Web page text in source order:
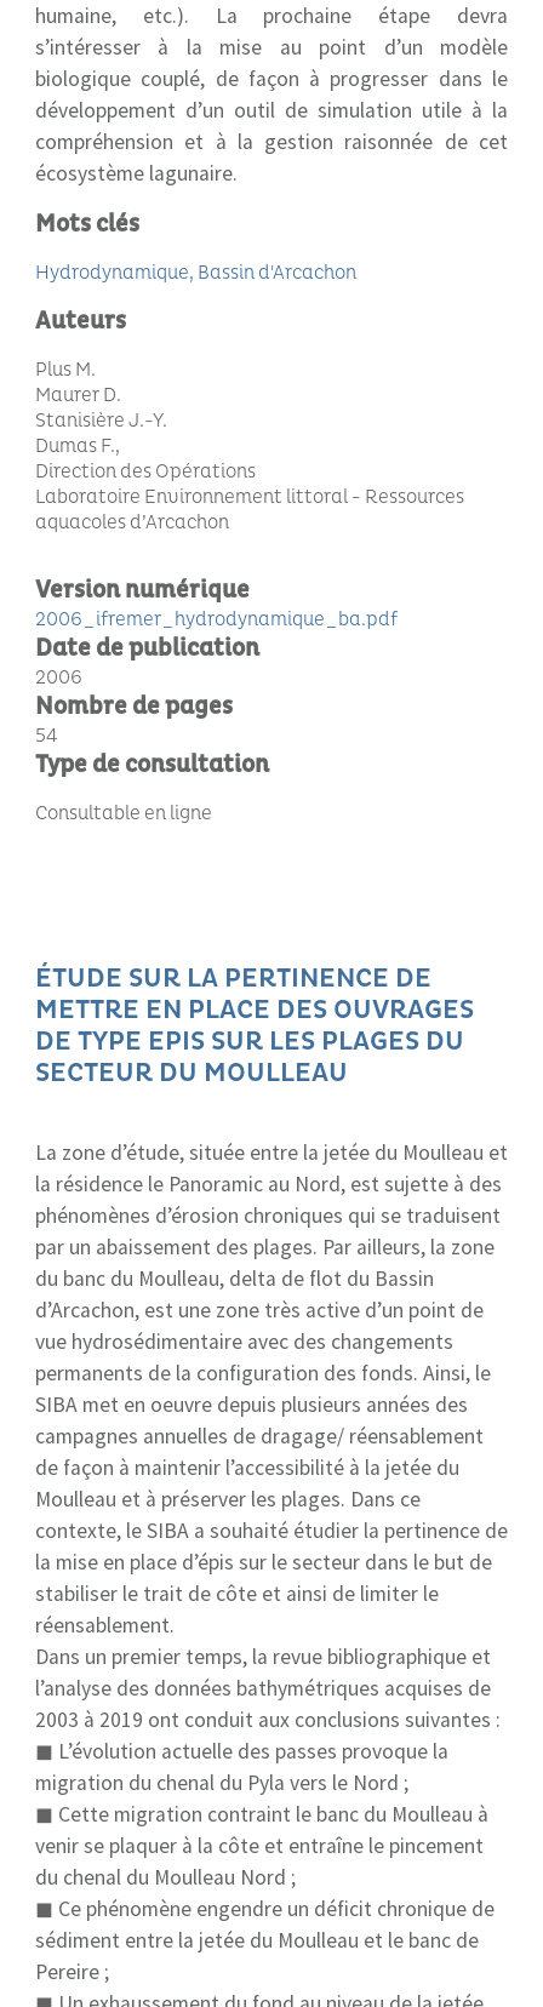
humaine, etc.). La prochaine étape devra
s’intéresser à la mise au point d’un modèle
biologique couplé, de façon à progresser dans le
développement d’un outil de simulation utile à la
compréhension et à la gestion raisonnée de cet
écosystème lagunaire.
Mots clés
Hydrodynamique Bassin d'Arcachon
Auteurs
Plus M.
Maurer D.
Stanisière J.-Y.
Dumas F.
Direction des Opérations
Laboratoire Environnement littoral - Ressources
aquacoles d’Arcachon
Version numérique
2006_ifremer_hydrodynamique_ba.pdf
Date de publication
2006
Nombre de pages
54
Type de consultation
Consultable en ligne
ÉTUDE SUR LA PERTINENCE DE
METTRE EN PLACE DES OUVRAGES
DE TYPE EPIS SUR LES PLAGES DU
SECTEUR DU MOULLEAU
La zone d’étude, située entre la jetée du Moulleau et
la résidence le Panoramic au Nord, est sujette à des
phénomènes d’érosion chroniques qui se traduisent
par un abaissement des plages. Par ailleurs, la zone
du banc du Moulleau, delta de flot du Bassin
d’Arcachon, est une zone très active d’un point de
vue hydrosédimentaire avec des changements
permanents de la configuration des fonds. Ainsi, le
SIBA met en oeuvre depuis plusieurs années des
campagnes annuelles de dragage/ réensablement
de façon à maintenir l’accessibilité à la jetée du
Moulleau et à préserver les plages. Dans ce
contexte, le SIBA a souhaité étudier la pertinence de
la mise en place d’épis sur le secteur dans le but de
stabiliser le trait de côte et ainsi de limiter le
réensablement.
Dans un premier temps, la revue bibliographique et
l’analyse des données bathymétriques acquises de
2003 à 2019 ont conduit aux conclusions suivantes :
◼ L’évolution actuelle des passes provoque la
migration du chenal du Pyla vers le Nord ;
◼ Cette migration contraint le banc du Moulleau à
venir se plaquer à la côte et entraîne le pincement
du chenal du Moulleau Nord ;
◼ Ce phénomène engendre un déficit chronique de
sédiment entre la jetée du Moulleau et le banc de
Pereire ;